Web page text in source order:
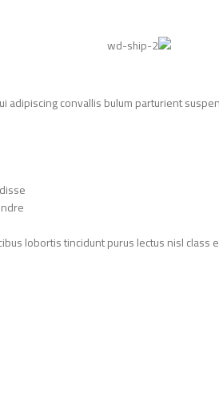
convallis bulum parturient
lobortis tincidunt purus lectus nisl